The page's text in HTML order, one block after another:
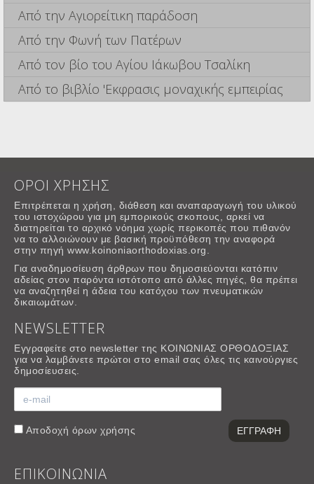
Από την Αγιορείτικη παράδοση
Από την Φωνή των Πατέρων
Από τον βίο του Αγίου Ιάκωβου Τσαλίκη
Από το βιβλίο 'Εκφρασις μοναχικής εμπειρίας
ΟΡΟΙ ΧΡΗΣΗΣ
Επιτρέπεται η χρήση, διάθεση και αναπαραγωγή του υλικού
του ιστοχώρου για μη εμπορικούς σκοπους, αρκεί να
διατηρείται το αρχικό νόημα χωρίς περικοπές που πιθανόν
να το αλλοιώνουν με βασική προϋπόθεση την αναφορά
στην πηγή www.koinoniaorthodoxias.org.
Για αναδημοσίευση άρθρων που δημοσιεύονται κατόπιν
αδείας στον παρόντα ιστότοπο από άλλες πηγές, θα πρέπει
να αναζητηθεί η άδεια του κατόχου των πνευματικών
δικαιωμάτων.
NEWSLETTER
Εγγραφείτε στο newsletter της ΚΟΙΝΩΝΙΑΣ ΟΡΘΟΔΟΞΙΑΣ
για να λαμβάνετε πρώτοι στο email σας όλες τις καινούργιες
δημοσίευσεις.
Αποδοχή όρων χρήσης
ΕΠΙΚΟΙΝΩΝΙΑ